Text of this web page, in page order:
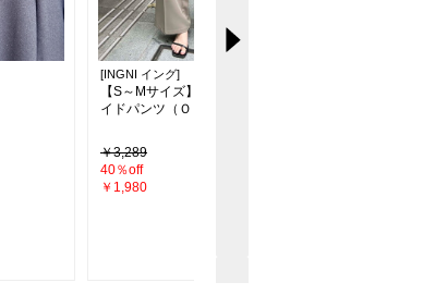
[INGNI イング]
【S～Mサイズ】共ベルト付ワ
イドパンツ（ＯＵＴＬＥＴ）
￥3,289
40％off
￥1,980